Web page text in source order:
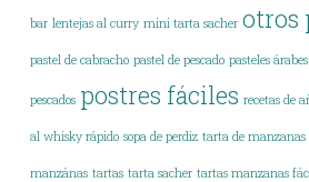
bar lentejas al curry mini tarta sacher otros
pastel de cabracho pastel de pescado pasteles
pescados postres fáciles recetas de
al whisky rápido sopa de perdiz tarta de manzanas
manzánas tartas tarta sacher tartas manzanas